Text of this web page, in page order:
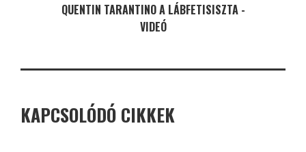
QUENTIN TARANTINO A LÁBFETISISZTA -
VIDEÓ
KAPCSOLÓDÓ CIKKEK